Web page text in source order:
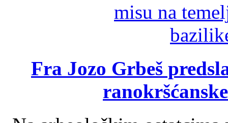
Fra Jozo Grbeš